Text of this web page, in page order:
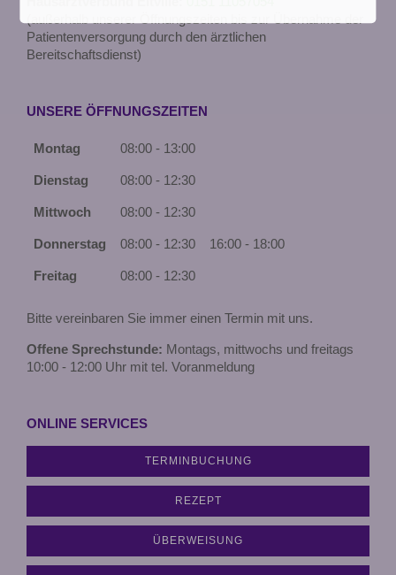
Patientenversorgung durch den ärztlichen
Bereitschaftsdienst)
UNSERE ÖFFNUNGSZEITEN
Montag 08:00 - 13:00
Dienstag 08:00 - 12:30
Mittwoch 08:00 - 12:30
Donnerstag 08:00 - 12:30 16:00 - 18:00
Freitag 08:00 - 12:30
Bitte vereinbaren Sie immer einen Termin mit uns.
Offene Sprechstunde: Montags, mittwochs und freitags
10:00 - 12:00 Uhr mit tel. Voranmeldung
ONLINE SERVICES
TERMINBUCHUNG
REZEPT
ÜBERWEISUNG